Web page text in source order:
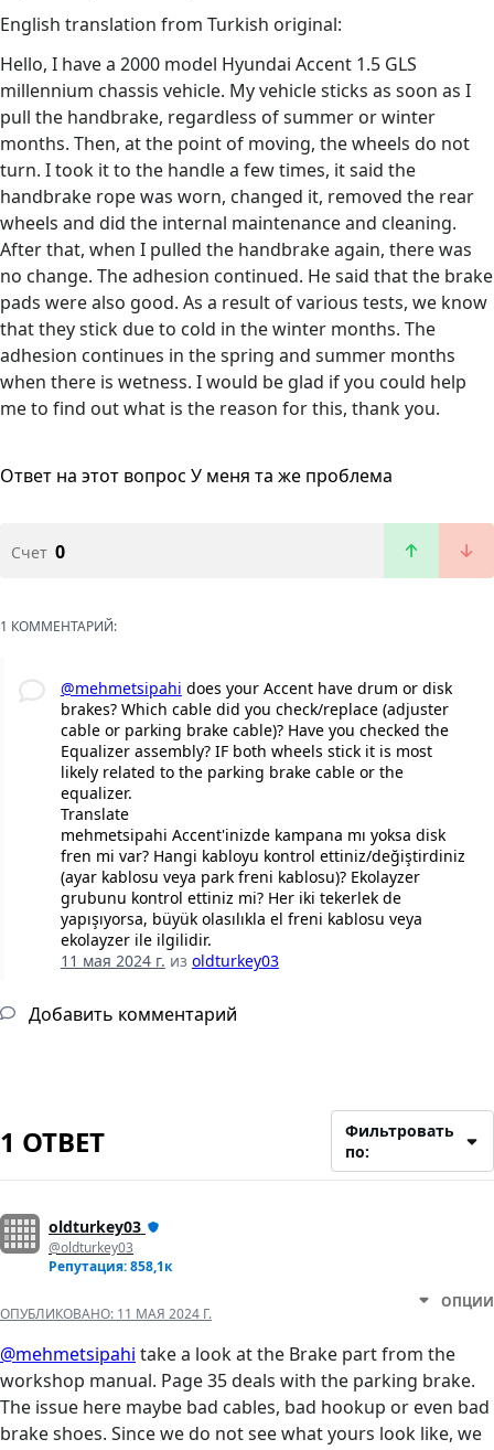
English translation from Turkish original:
Hello, I have a 2000 model Hyundai Accent 1.5 GLS
millennium chassis vehicle. My vehicle sticks as soon as I
pull the handbrake, regardless of summer or winter
months. Then, at the point of moving, the wheels do not
turn. I took it to the handle a few times, it said the
handbrake rope was worn, changed it, removed the rear
wheels and did the internal maintenance and cleaning.
After that, when I pulled the handbrake again, there was
no change. The adhesion continued. He said that the brake
pads were also good. As a result of various tests, we know
that they stick due to cold in the winter months. The
adhesion continues in the spring and summer months
when there is wetness. I would be glad if you could help
me to find out what is the reason for this, thank you.
Ответ на этот вопрос У меня та же проблема
Счет 0
1 КОММЕНТАРИЙ:
@mehmetsipahi does your Accent have drum or disk
brakes? Which cable did you check/replace (adjuster
cable or parking brake cable)? Have you checked the
Equalizer assembly? IF both wheels stick it is most
likely related to the parking brake cable or the
equalizer.
Translate
mehmetsipahi Accent'inizde kampana mı yoksa disk
fren mi var? Hangi kabloyu kontrol ettiniz/değiştirdiniz
(ayar kablosu veya park freni kablosu)? Ekolayzer
grubunu kontrol ettiniz mi? Her iki tekerlek de
yapışıyorsa, büyük olasılıkla el freni kablosu veya
ekolayzer ile ilgilidir.
11 мая 2024 г. из oldturkey03
Добавить комментарий
1 ОТВЕТ
Фильтровать
по:
oldturkey03
@oldturkey03
Репутация: 858,1к
ОПУБЛИКОВАНО: 11 МАЯ 2024 Г.
ОПЦИИ
@mehmetsipahi take a look at the Brake part from the
workshop manual. Page 35 deals with the parking brake.
The issue here maybe bad cables, bad hookup or even bad
brake shoes. Since we do not see what yours look like, we